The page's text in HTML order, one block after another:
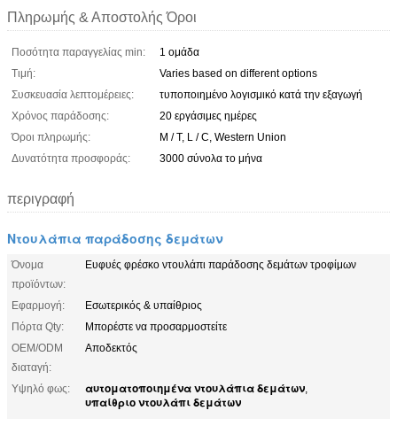
Πληρωμής & Αποστολής Όροι
Ποσότητα παραγγελίας min:
1 ομάδα
Τιμή:
Varies based on different options
Συσκευασία λεπτομέρειες:
τυποποιημένο λογισμικό κατά την εξαγωγή
Χρόνος παράδοσης:
20 εργάσιμες ημέρες
Όροι πληρωμής:
Μ / Τ, L / C, Western Union
Δυνατότητα προσφοράς:
3000 σύνολα το μήνα
περιγραφή
Ντουλάπια παράδοσης δεμάτων
Όνομα
προϊόντων:
Ευφυές φρέσκο ντουλάπι παράδοσης δεμάτων τροφίμων
Εφαρμογή:
Εσωτερικός & υπαίθριος
Πόρτα Qty:
Μπορέστε να προσαρμοστείτε
OEM/ODM
διαταγή:
Αποδεκτός
Υψηλό φως: αυτοματοποιημένα ντουλάπια δεμάτων,
υπαίθριο ντουλάπι δεμάτων